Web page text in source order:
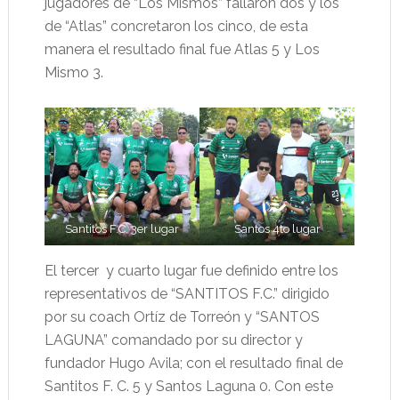
jugadores de “Los Mismos” fallaron dos y los
de “Atlas” concretaron los cinco, de esta
manera el resultado final fue Atlas 5 y Los
Mismo 3.
Santitos F.C. 3er lugar Santos 4to lugar
El tercer y cuarto lugar fue definido entre los
representativos de “SANTITOS F.C.” dirigido
por su coach Ortíz de Torreón y “SANTOS
LAGUNA” comandado por su director y
fundador Hugo Avila; con el resultado final de
Santitos F. C. 5 y Santos Laguna 0. Con este